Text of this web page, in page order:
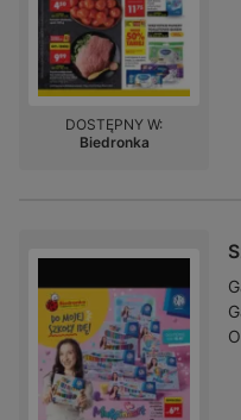
DOSTĘPNY W:
Biedronka